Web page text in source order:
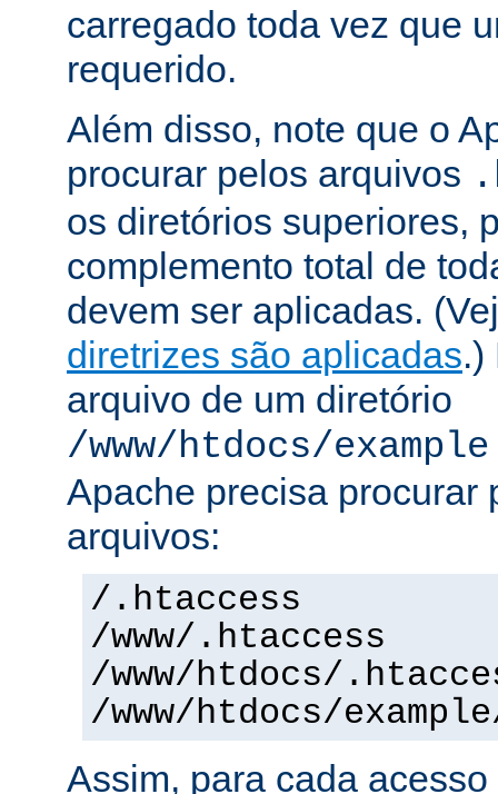
carregado toda vez que
requerido.
Além disso, note que o
procurar pelos arquivos
os diretórios superiores,
complemento total de
devem ser aplicadas.
diretrizes são aplicadas.)
arquivo de um diretório
/www/htdocs/example
Apache precisa procurar
arquivos:
/.htaccess
/www/.htaccess
/www/htdocs/
/www/htdocs/
Assim, para cada